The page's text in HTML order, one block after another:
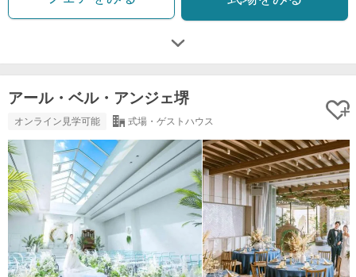
アール・ベル・アンジェ堺
オンライン見学可能 式場・ゲストハウス